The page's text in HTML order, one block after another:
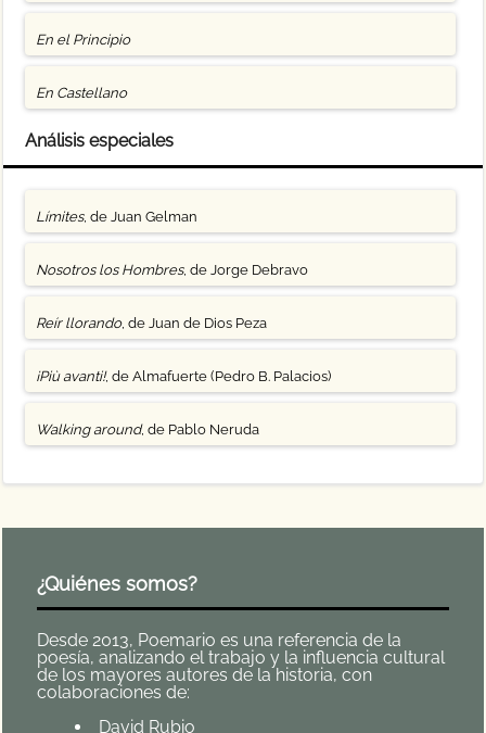
En el Principio
En Castellano
Análisis especiales
Límites, de Juan Gelman
Nosotros los Hombres, de Jorge Debravo
Reír llorando, de Juan de Dios Peza
¡Più avanti!, de Almafuerte (Pedro B. Palacios)
Walking around, de Pablo Neruda
¿Quiénes somos?
Desde 2013, Poemario es una referencia de la
poesía, analizando el trabajo y la influencia cultural
de los mayores autores de la historia, con
colaboraciones de:
David Rubio